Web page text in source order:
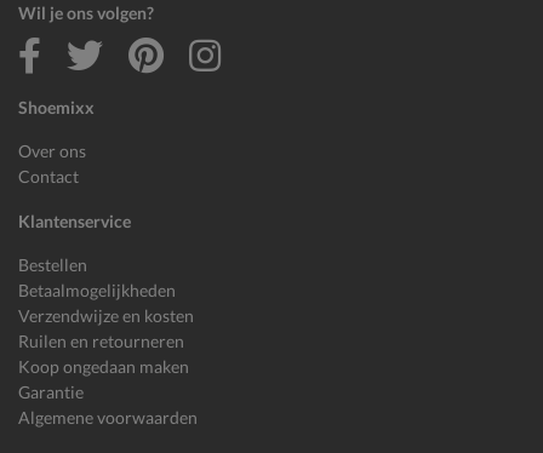
Shoemixx
Over ons
Contact
Klantenservice
Bestellen
Betaalmogelijkheden
Verzendwijze en kosten
Ruilen en retourneren
Koop ongedaan maken
Garantie
Algemene voorwaarden
Wil je ons volgen?